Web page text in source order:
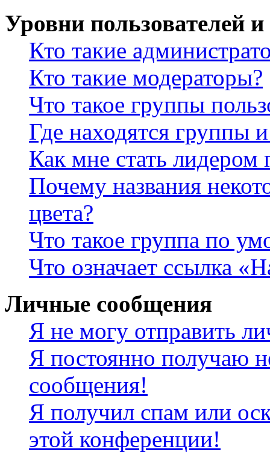
Уровни пользователей
Кто такие
Кто такие модераторы?
Что такое группы
Где находятся группы
Как мне стать лидером
Почему названия
цвета?
Что такое группа по
Что означает ссылка
Личные сообщения
Я не могу отправить
Я постоянно получаю
сообщения!
Я получил спам или
этой конференции!